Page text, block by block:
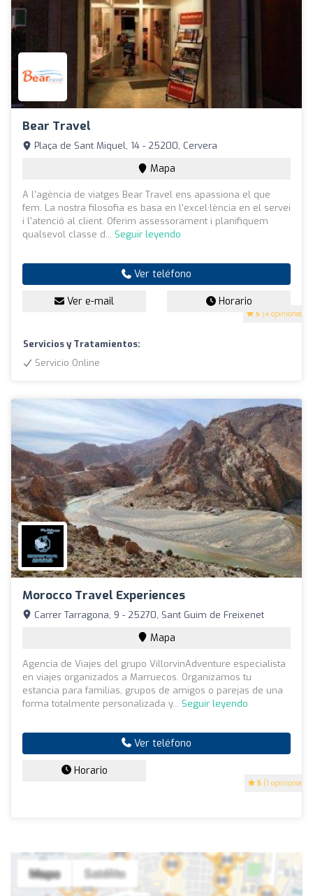
Bear Travel
5 (4 opiniones)
Plaça de Sant Miquel, 14 - 25200, Cervera
Mapa
A l'agència de viatges Bear Travel ens apassiona el que
fem. La nostra filosofia es basa en l'excel·lència en el servei
i l'atenció al client. Oferim assessorament i planifiquem
qualsevol classe d... Seguir leyendo
Ver teléfono
Ver e-mail Horario
Servicios y Tratamientos:
Servicio Online
Morocco Travel Experiences
5 (1 opiniones)
Carrer Tarragona, 9 - 25270, Sant Guim de Freixenet
Mapa
Agencia de Viajes del grupo VillorvinAdventure especialista
en viajes organizados a Marruecos. Organizamos tu
estancia para familias, grupos de amigos o parejas de una
forma totalmente personalizada y... Seguir leyendo
Ver teléfono
Horario